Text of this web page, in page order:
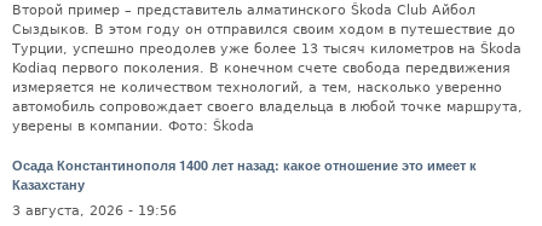
Второй пример – представитель алматинского Škoda Club Айбол
Сыздыков. В этом году он отправился своим ходом в путешествие до
Турции, успешно преодолев уже более 13 тысяч километров на Škoda
Kodiaq первого поколения. В конечном счете свобода передвижения
измеряется не количеством технологий, а тем, насколько уверенно
автомобиль сопровождает своего владельца в любой точке маршрута,
уверены в компании. Фото: Škoda
Осада Константинополя 1400 лет назад: какое отношение это имеет к
Казахстану
3 августа, 2026 - 19:56